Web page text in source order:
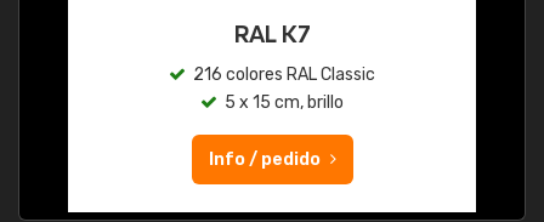
RAL K7
216 colores RAL Classic
5 x 15 cm, brillo
Info / pedido